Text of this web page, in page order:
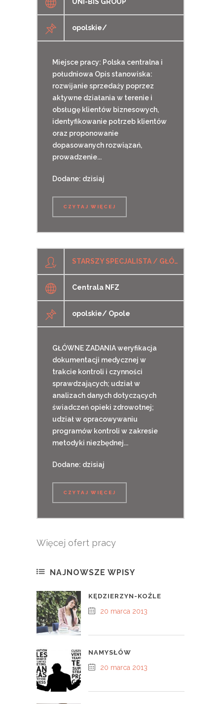
opolskie/
Miejsce pracy: Polska centralna i
południowa Opis stanowiska:
rozwijanie sprzedaży poprzez
aktywne działania w terenie i
obsługę klientów biznesowych,
identyfikowanie potrzeb klientów
oraz proponowanie
dopasowanych rozwiązań,
prowadzenie...
Dodane: dzisiaj
CZYTAJ WIĘCEJ
STARSZY SPECJALISTA / GŁÓWNY SPECJALISTA (K/M) W DZIALE REALIZACJI KONTROLI W TERENOWYM WYDZIALE KONTROLI VIII W DEPARTAMENCIE KONTROLI (LEKARZ K/M)
Centrala NFZ
opolskie/ Opole
GŁÓWNE ZADANIA weryfikacja
dokumentacji medycznej w
trakcie kontroli i czynności
sprawdzających; udział w
analizach danych dotyczących
świadczeń opieki zdrowotnej;
udział w opracowywaniu
programów kontroli w zakresie
metodyki niezbędnej...
Dodane: dzisiaj
CZYTAJ WIĘCEJ
Więcej ofert pracy
NAJNOWSZE WPISY
KĘDZIERZYN-KOŹLE
20 marca 2013
NAMYSŁÓW
20 marca 2013